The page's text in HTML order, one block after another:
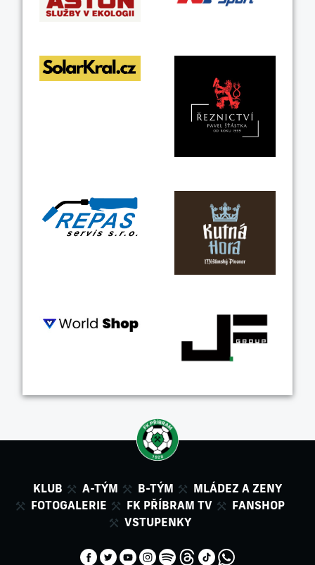
KLUB A-TÝM B-TÝM
MLÁDEZ A ZENY
FOTOGALERIE
FK PŘÍBRAM TV
FANSHOP
VSTUPENKY